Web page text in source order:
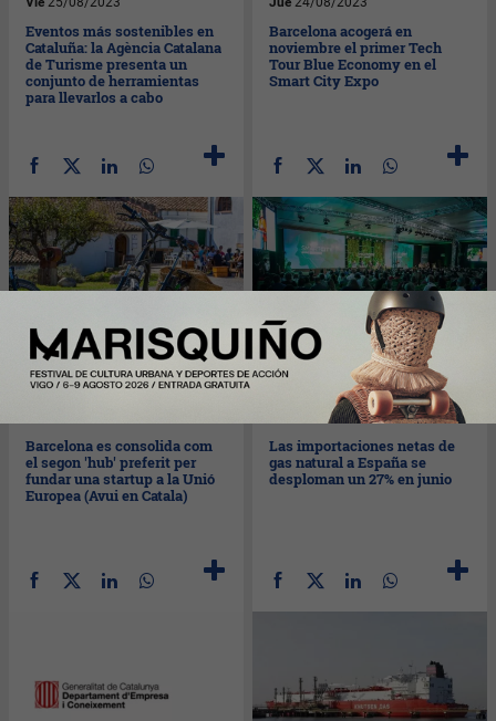
Eventos más sostenibles en
Cataluña: la Agència Catalana
de Turisme presenta un
conjunto de herramientas
para llevarlos a cabo
Barcelona acogerá en
noviembre el primer Tech
Tour Blue Economy en el
Smart City Expo
Barcelona es consolida com
el segon 'hub' preferit per
fundar una startup a la Unió
Europea (Avui en Catala)
22/08/2023
Las importaciones netas de
gas natural a España se
desploman un 27% en junio